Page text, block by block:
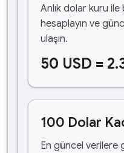
Anlık dolar kuru ile
hesaplayın ve
ulaşın.
50 USD =
100 Dolar
En güncel verilere